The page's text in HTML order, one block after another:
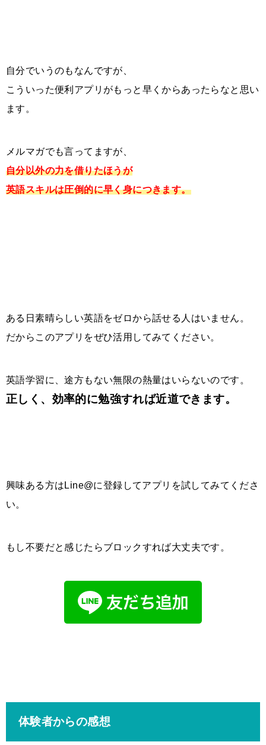
自分でいうのもなんですが、
こういった便利アプリがもっと早くからあったらなと思い
ます。
メルマガでも言ってますが、
自分以外の力を借りたほうが
英語スキルは圧倒的に早く身につきます。
ある日素晴らしい英語をゼロから話せる人はいません。
だからこのアプリをぜひ活用してみてください。
英語学習に、途方もない無限の熱量はいらないのです。
正しく、効率的に勉強すれば近道できます。
興味ある方はLine@に登録してアプリ を試してみてくださ
い。
もし不要だと感じたらブロックすれば大丈夫です。
体験者からの感想